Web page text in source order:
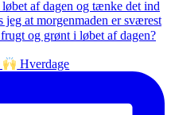
Hverdage